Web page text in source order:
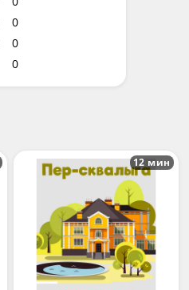
0
0
0
12 мин